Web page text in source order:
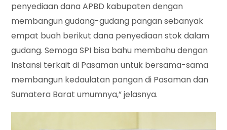
penyediaan dana APBD kabupaten dengan
membangun gudang-gudang pangan sebanyak
empat buah berikut dana penyediaan stok dalam
gudang. Semoga SPI bisa bahu membahu dengan
Instansi terkait di Pasaman untuk bersama-sama
membangun kedaulatan pangan di Pasaman dan
Sumatera Barat umumnya,” jelasnya.